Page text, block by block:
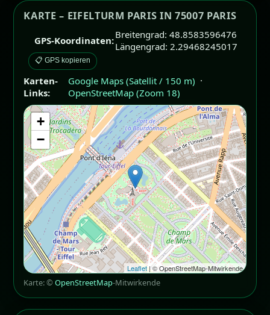
KARTE – EIFELTURM PARIS IN 75007 PARIS
GPS-Koordinaten:Breitengrad: 48.8583596476
Längengrad: 2.29468245017
📋 GPS kopieren
Karten-
Links:
Google Maps (Satellit / 150 m) ·
OpenStreetMap (Zoom 18)
+
−
Leaflet| © OpenStreetMap-Mitwirkende
Karte: ©OpenStreetMap-Mitwirkende